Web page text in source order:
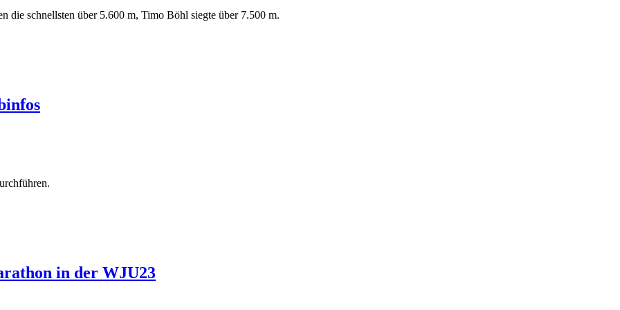
die schnellsten über 5.600 m, Timo Böhl siegte über 7.500 m.
in der WJU23